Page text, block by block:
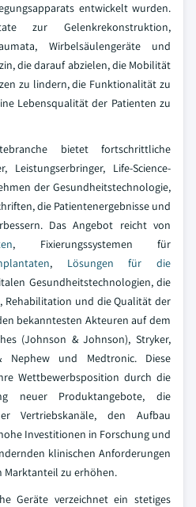
entwickelt wurden.
zur Gelenkrekonstruktion,
Wirbelsäulengeräte und
die darauf abzielen, die Mobilität
zu lindern, die Funktionalität zu
Lebensqualität der Patienten zu
bietet fortschrittliche
Leistungserbringer, Life-Science-
der Gesundheitstechnologie,
die Patientenergebnisse und
Das Angebot reicht von
, Fixierungssystemen für
, Lösungen für die
Gesundheitstechnologien, die
Rehabilitation und die Qualität der
bekanntesten Akteuren auf dem
(Johnson & Johnson), Stryker,
und Medtronic. Diese
Wettbewerbsposition durch die
neuer Produktangebote, die
Vertriebskanäle, den Aufbau
Investitionen in Forschung und
klinischen Anforderungen
Marktanteil zu erhöhen.
Geräte verzeichnet ein stetiges